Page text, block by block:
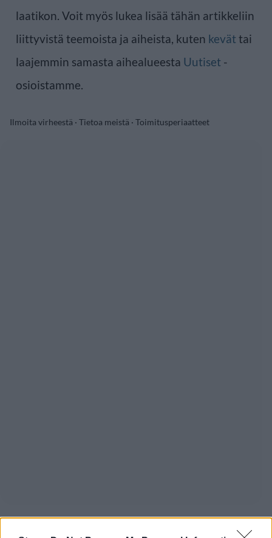
laatikon. Voit myös lukea lisää tähän artikkeliin
liittyvistä teemoista ja aiheista, kuten kevättai
laajemmin samasta aihealueesta Uutiset -
osioistamme.
Ilmoita virheestä · Tietoa meistä · Toimitusperiaatteet